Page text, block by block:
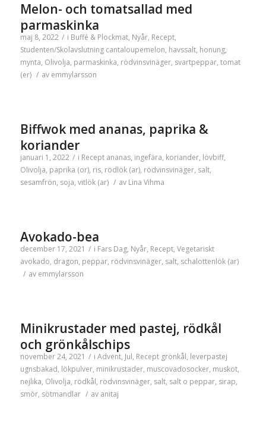
Melon- och tomatsallad med
parmaskinka
maj 8, 2022 / i Buffé & Plockmat, Nyår, Recept,
Studenten/Skolavslutning cantaloupemelon, havssalt, honung,
mynta, Olivolja, parmaskinka, rödvinsvinäger, svartpeppar, tomat
(er) / av emmylarsson
Biffwok med ananas, paprika &
koriander
januari 1, 2022 / i Recept ananas, ingefära, koriander, lövbiff,
Olivolja, paprika (or), ris, rödlök (ar), rödvinsvinäger, salt,
sesamfrön, soja, vitlök (ar) / av Lina Vihma
Avokado-bea
december 17, 2021 / i Fars Dag, Nyår, Recept, Vegetariskt
avokado, dragon, peppar, rödvinsvinäger, salt, schalottenlök (ar)
/ av emmylarsson
Minikrustader med pastej, rödkål
och grönkålschips
november 24, 2021 / i Advent, Jul, Recept grönkål, leverpastej
ugnsbakad, lökpulver, minikrustader, muscovadosocker, muskot,
nejlika, Olivolja, rödkål, rödvinsvinäger, salt, salt o peppar, sirap,
smör, sötmandlar / av anitaj